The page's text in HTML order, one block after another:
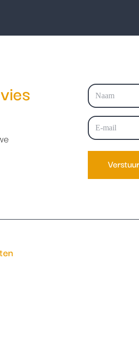
Naam
(Vereist)
Voornaam
E-
mailadres
(Vereist)